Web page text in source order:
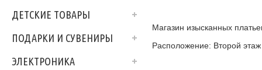
ДЕТСКИЕ ТОВАРЫ
ПОДАРКИ И СУВЕНИРЫ
ЭЛЕКТРОНИКА
Магазин изысканных
Расположение: Второй этаж